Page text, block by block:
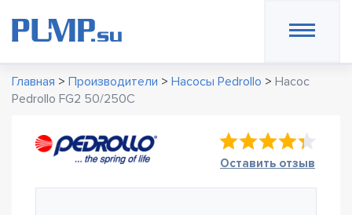
Главная > Производители > Насосы Pedrollo > Насос
Pedrollo FG2 50/250C
Оставить отзыв